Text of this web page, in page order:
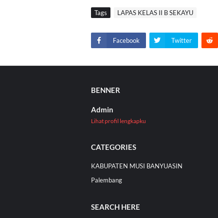
Tags LAPAS KELAS II B SEKAYU
Facebook Twitter
BENNER
Admin
Lihat profil lengkapku
CATEGORIES
KABUPATEN MUSI BANYUASIN
Palembang
SEARCH HERE